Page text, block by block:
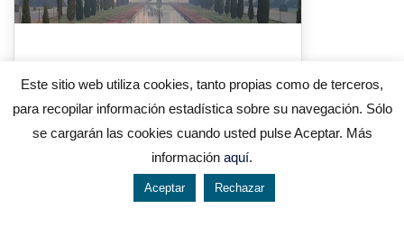
2.355 €
Semana Santa entre templos, rituales y
espiritualidad. Recorre el Triángulo de Oro y
sumérgete en el alma de Varanasi.
644 119 903 976 384 383
Este sitio web utiliza cookies, tanto propias como de terceros,
para recopilar información estadística sobre su navegación. Sólo
se cargarán las cookies cuando usted pulse Aceptar. Más
información aquí.
Aceptar Rechazar